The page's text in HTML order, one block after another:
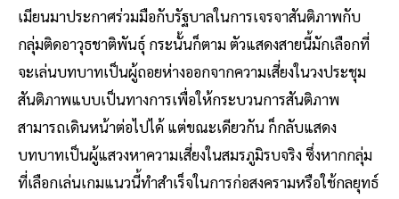
เมียนมาประกาศร่วมมือกับรัฐบาลในการเจรจาสันติภาพกับ
กลุ่มติดอาวุธชาติพันธุ์ กระนั้นก็ตาม ตัวแสดงสายนี้มักเลือกที่
จะเล่นบทบาทเป็นผู้ถอยห่างออกจากความเสี่ยงในวงประชุม
สันติภาพแบบเป็นทางการเพื่อให้กระบวนการสันติภาพ
สามารถเดินหน้าต่อไปได้ แต่ขณะเดียวกัน ก็กลับแสดง
บทบาทเป็นผู้แสวงหาความเสี่ยงในสมรภูมิรบจริง ซึ่งหากกลุ่ม
ที่เลือกเล่นเกมแนวนี้ทำสำเร็จในการก่อสงครามหรือใช้กลยุทธ์